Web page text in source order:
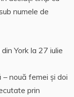
numele de
York la 27 iulie
nouă femei și doi
prin